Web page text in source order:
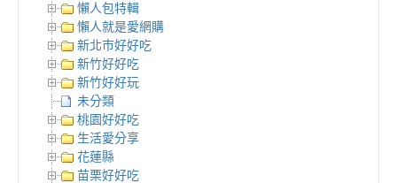
懶人包特輯
懶人就是愛網購
新北市好好吃
新竹好好吃
新竹好好玩
未分類
桃園好好吃
生活愛分享
花蓮縣
苗栗好好吃